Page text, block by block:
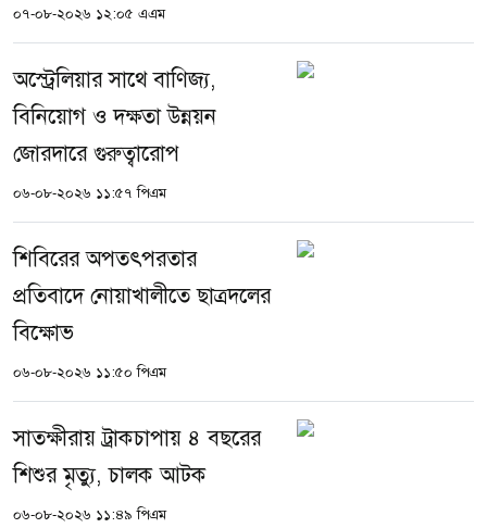
০৭-০৮-২০২৬ ১২:০৫ এএম
অস্ট্রেলিয়ার সাথে বাণিজ্য,
বিনিয়োগ ও দক্ষতা উন্নয়ন
জোরদারে গুরুত্বারোপ
০৬-০৮-২০২৬ ১১:৫৭ পিএম
শিবিরের অপতৎপরতার
প্রতিবাদে নোয়াখালীতে ছাত্রদলের
বিক্ষোভ
০৬-০৮-২০২৬ ১১:৫০ পিএম
সাতক্ষীরায় ট্রাকচাপায় ৪ বছরের
শিশুর মৃত্যু, চালক আটক
০৬-০৮-২০২৬ ১১:৪৯ পিএম